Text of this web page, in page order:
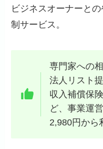
ビジネスオーナーと
制サービス。
専門家への
法人リスト
収入補償保
ど、事業運
2,980円から